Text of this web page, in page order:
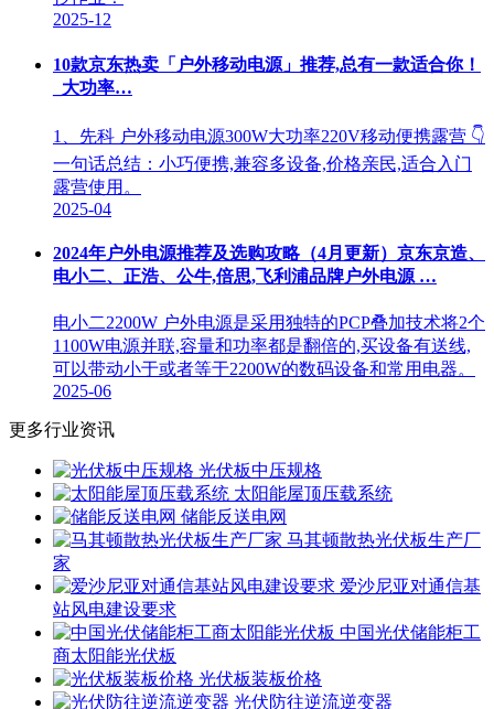
2025-12
10款京东热卖「户外移动电源」推荐,总有一款适合你！
_大功率…
1、先科 户外移动电源300W大功率220V移动便携露营 👇
一句话总结：小巧便携,兼容多设备,价格亲民,适合入门
露营使用。
2025-04
2024年户外电源推荐及选购攻略（4月更新）京东京造、
电小二、正浩、公牛,倍思,飞利浦品牌户外电源 …
电小二2200W 户外电源是采用独特的PCP叠加技术将2个
1100W电源并联,容量和功率都是翻倍的,买设备有送线,
可以带动小于或者等于2200W的数码设备和常用电器。
2025-06
更多行业资讯
光伏板中压规格
太阳能屋顶压载系统
储能反送电网
马其顿散热光伏板生产厂
家
爱沙尼亚对通信基
站风电建设要求
中国光伏储能柜工
商太阳能光伏板
光伏板装板价格
光伏防往逆流逆变器